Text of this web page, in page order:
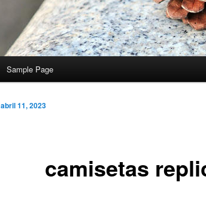
Sample Page
camisetas
abril 11, 2023